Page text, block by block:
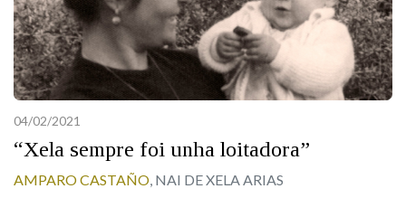
04/02/2021
“Xela sempre foi unha loitadora”
AMPARO CASTAÑO, NAI DE XELA ARIAS